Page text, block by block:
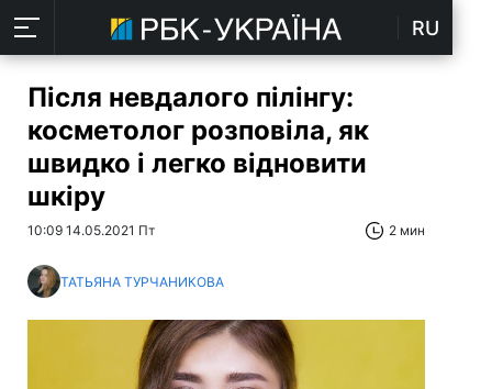
RU
Після невдалого пілінгу:
косметолог розповіла, як
швидко і легко відновити
шкіру
10:09 14.05.2021 Пт 2 мин
ТАТЬЯНА ТУРЧАНИКОВА